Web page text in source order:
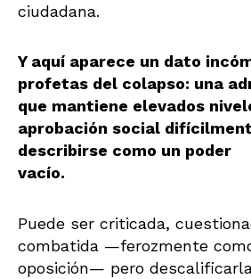
ciudadana.
Y aquí aparece un dato
profetas del colapso: una
que mantiene elevados
aprobación social
describirse como un poder
Puede ser criticada,
combatida —ferozmente
oposición— pero